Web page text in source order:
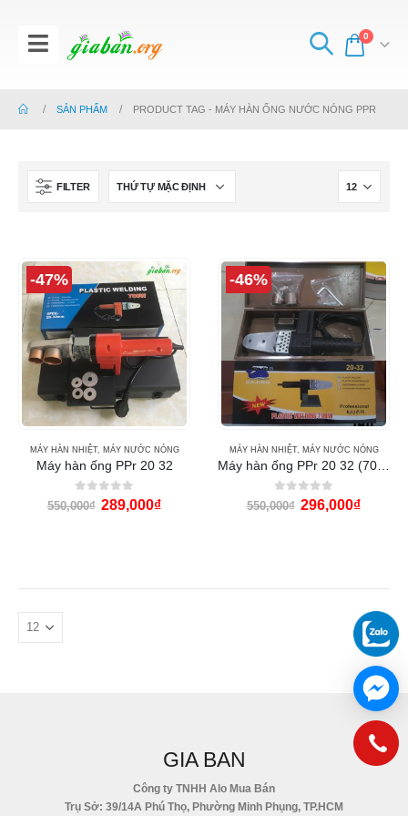
0
SẢN PHẨM PRODUCT TAG - MÁY HÀN ỐNG NƯỚC NÓNG PPR
FILTER
-47%
MÁY HÀN NHIỆT, MÁY NƯỚC NÓNG
Máy hàn ống PPr 20 32
0out of 5
550,000₫ 289,000₫
-46%
MÁY HÀN NHIỆT, MÁY NƯỚC NÓNG
0out of 5
550,000₫ 296,000₫
GIA BAN
Công ty TNHH Alo Mua Bán
Trụ Sở: 39/14A Phú Thọ, Phường Minh Phụng, TP.HCM